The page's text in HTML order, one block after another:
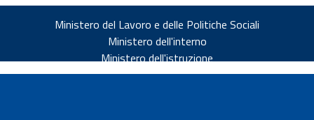
Ministero del Lavoro e delle Politiche Sociali
Ministero dell'interno
Ministero dell'istruzione